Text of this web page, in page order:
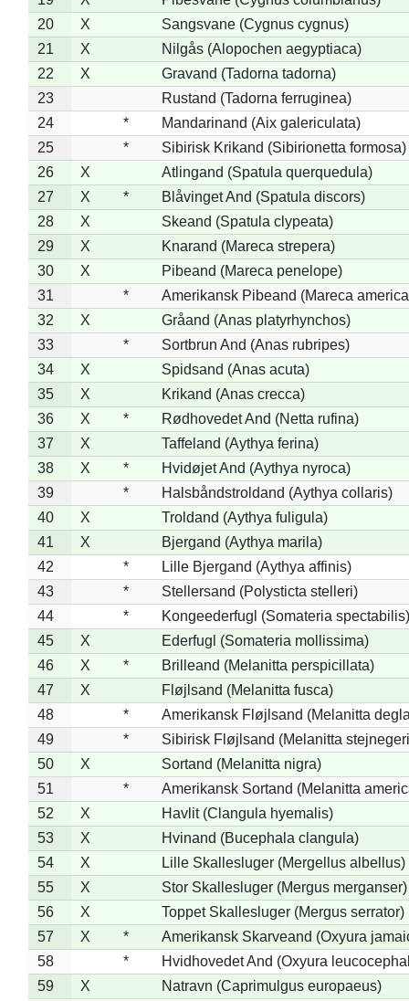
20
X
Sangsvane (Cygnus cygnus)
21
X
Nilgås (Alopochen aegyptiaca)
22
X
Gravand (Tadorna tadorna)
23
Rustand (Tadorna ferruginea)
24
*
Mandarinand (Aix galericulata)
25
*
Sibirisk Krikand (Sibirionetta formosa)
26
X
Atlingand (Spatula querquedula)
27
X *
Blåvinget And (Spatula discors)
28
X
Skeand (Spatula clypeata)
29
X
Knarand (Mareca strepera)
30
X
Pibeand (Mareca penelope)
31
*
Amerikansk Pibeand (Mareca
32
X
Gråand (Anas platyrhynchos)
33
*
Sortbrun And (Anas rubripes)
34
X
Spidsand (Anas acuta)
35
X
Krikand (Anas crecca)
36
X *
Rødhovedet And (Netta rufina)
37
X
Taffeland (Aythya ferina)
38
X *
Hvidøjet And (Aythya nyroca)
39
*
Halsbåndstroldand (Aythya collaris)
40
X
Troldand (Aythya fuligula)
41
X
Bjergand (Aythya marila)
42
*
Lille Bjergand (Aythya affinis)
43
*
Stellersand (Polysticta stelleri)
44
*
Kongeederfugl (Somateria spectabilis)
45
X
Ederfugl (Somateria mollissima)
46
X *
Brilleand (Melanitta perspicillata)
47
X
Fløjlsand (Melanitta fusca)
48
*
Amerikansk Fløjlsand (Melanitta
49
*
Sibirisk Fløjlsand (Melanitta
50
X
Sortand (Melanitta nigra)
51
*
Amerikansk Sortand (Melanitta
52
X
Havlit (Clangula hyemalis)
53
X
Hvinand (Bucephala clangula)
54
X
Lille Skallesluger (Mergellus albellus)
55
X
Stor Skallesluger (Mergus merganser)
56
X
Toppet Skallesluger (Mergus serrator)
57
X *
Amerikansk Skarveand (Oxyura
58
*
Hvidhovedet And (Oxyura
59
X
Natravn (Caprimulgus europaeus)